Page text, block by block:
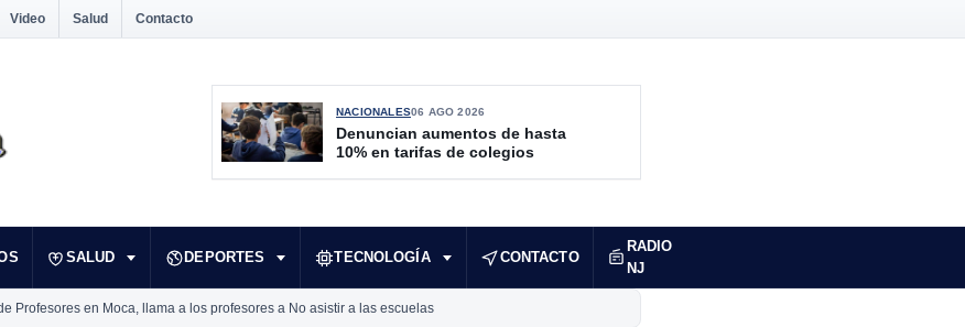
Video Salud Contacto
NACIONALES06 AGO 2026
Denuncian aumentos de hasta
10% en tarifas de colegios
SALUD DEPORTES TECNOLOGÍA CONTACTO
RADIO
NJ
Profesores en Moca, llama a los profesores a No asistir a las escuelas